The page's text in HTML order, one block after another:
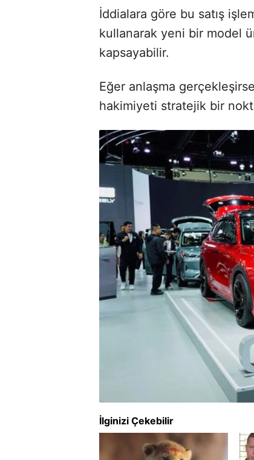
İddialara göre bu satış
kullanarak yeni bir model
kapsayabilir.
Eğer anlaşma
hakimiyeti stratejik bir